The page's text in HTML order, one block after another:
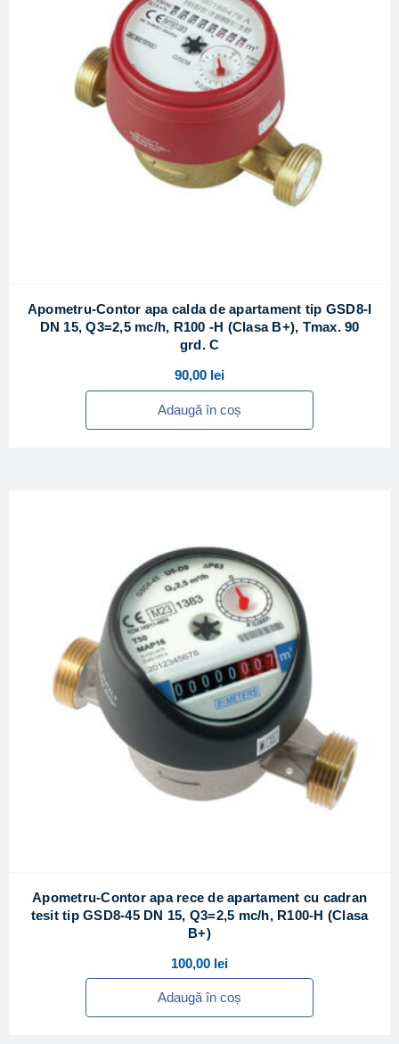
Apometru-Contor apa calda de apartament tip GSD8-I
DN 15, Q3=2,5 mc/h, R100 -H (Clasa B+), Tmax. 90
grd. C
90,00 lei
Adaugă în coș
Apometru-Contor apa rece de apartament cu cadran
tesit tip GSD8-45 DN 15, Q3=2,5 mc/h, R100-H (Clasa
B+)
100,00 lei
Adaugă în coș